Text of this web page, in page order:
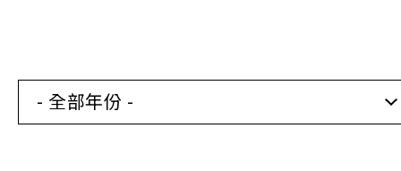
相關報導
- 全部年份 -